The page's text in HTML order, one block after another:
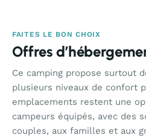
FAITES LE BON CHOIX
Offres
Ce camping propose surtout
plusieurs niveaux de confort
emplacements restent une
campeurs équipés, avec des
couples, aux familles et aux